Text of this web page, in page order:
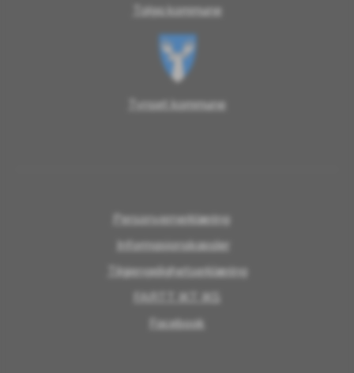
Tolga kommune
Tynset kommune
Personvernerklæring
Informasjonskapsler
Tilgjengelighetserklæring
FARTT IKT IKS
Facebook